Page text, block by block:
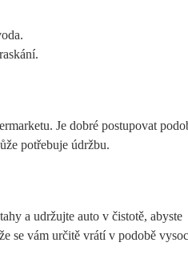
Je dobré postupovat
potřebuje údržbu.
a udržujte auto v čistotě, abyste
se vám určitě vrátí v podobě